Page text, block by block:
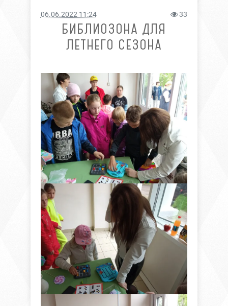
06.06.2022 11:24 33
БИБЛИОЗОНА ДЛЯ
ЛЕТНЕГО СЕЗОНА